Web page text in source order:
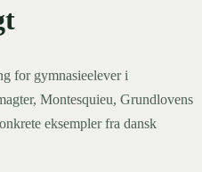
for gymnasieelever i
Montesquieu, Grundlovens
eksempler fra dansk